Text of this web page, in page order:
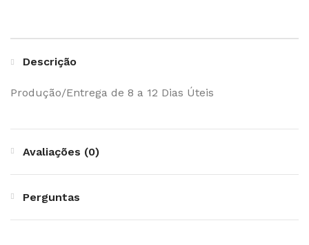
Descrição
Produção/Entrega de 8 a 12 Dias Úteis
Avaliações (0)
Perguntas